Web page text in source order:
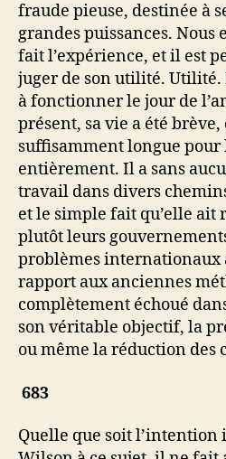
fraude pieuse, destinée à
grandes puissances.
fait l’expérience, et il est
juger de son utilité. Utilité.
à fonctionner le jour de
présent, sa vie a été
suffisamment longue
entièrement. Il a sans
travail dans divers
et le simple fait qu’elle ait
plutôt leurs
problèmes internationaux
rapport aux anciennes
complètement échoué
son véritable objectif, la
ou même la réduction des
683
Quelle que soit